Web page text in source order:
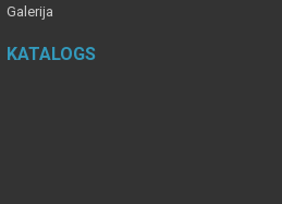
Galerija
KATALOGS